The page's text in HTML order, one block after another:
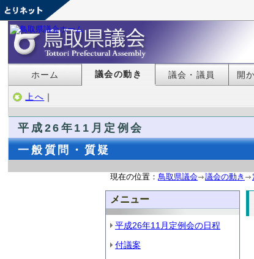
ホーム 議会の動き 議会・議員 開
上へ ｜
平成26年11月定例会
一般質問・質疑
現在の位置： 鳥取県議会 議会の動き
メニュー
平成26年11月定例会の日程
付議案